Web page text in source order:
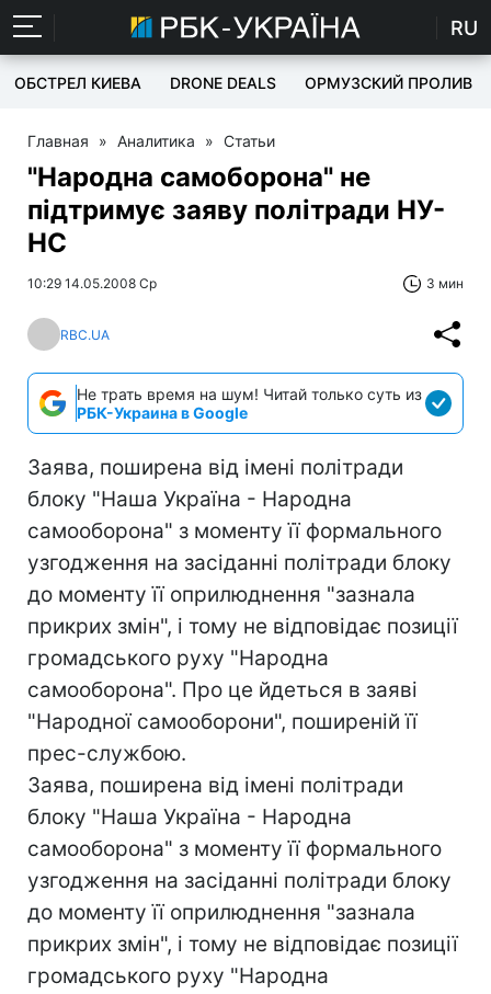
RU
ОБСТРЕЛ КИЕВА DRONE DEALS ОРМУЗСКИЙ ПРОЛИВ
Главная » Аналитика » Статьи
"Народна самоборона" не
підтримує заяву політради НУ-
НС
10:29 14.05.2008 Ср 3 мин
RBC.UA
Не трать время на шум! Читай только суть из
РБК-Украина в Google
Заява, поширена від імені політради
блоку "Наша Україна - Народна
самооборона" з моменту її формального
узгодження на засіданні політради блоку
до моменту її оприлюднення "зазнала
прикрих змін", і тому не відповідає позиції
громадського руху "Народна
самооборона". Про це йдеться в заяві
"Народної самооборони", поширеній її
прес-службою.
Заява, поширена від імені політради
блоку "Наша Україна - Народна
самооборона" з моменту її формального
узгодження на засіданні політради блоку
до моменту її оприлюднення "зазнала
прикрих змін", і тому не відповідає позиції
громадського руху "Народна